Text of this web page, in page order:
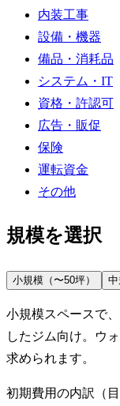
内装工事
設備・機器
備品・消耗品
システム・IT
資格・許認可
広告・販促
保険
運転資金
その他
規模を選択
小規模（〜50坪） 中
小規模スペースで
したジム向け。ウ
求められます。
初期費用の内訳（